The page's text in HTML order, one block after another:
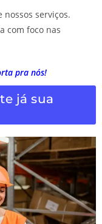
nossos serviços.
com foco nas
pra nós!
já sua